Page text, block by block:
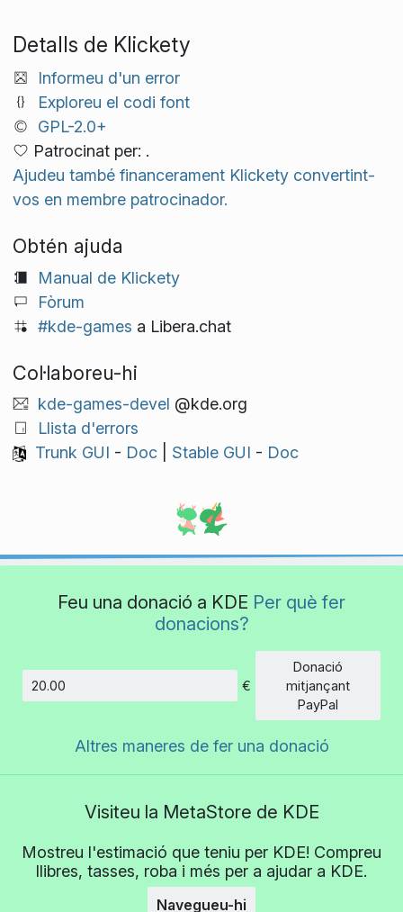
Detalls de Klickety
Informeu d'un error
Exploreu el codi font
GPL-2.0+
Patrocinat per: .
Ajudeu també financerament Klickety convertint-
vos en membre patrocinador.
Obtén ajuda
Manual de Klickety
Fòrum
#kde-games a Libera.chat
Col·laboreu-hi
kde-games-devel @kde.org
Llista d'errors
Trunk GUI - Doc| Stable GUI - Doc
Feu una donació a KDE Per què fer
donacions?
€
Donació
mitjançant
PayPal
Altres maneres de fer una donació
Visiteu la MetaStore de KDE
Mostreu l'estimació que teniu per KDE! Compreu
llibres, tasses, roba i més per a ajudar a KDE.
Navegueu-hi